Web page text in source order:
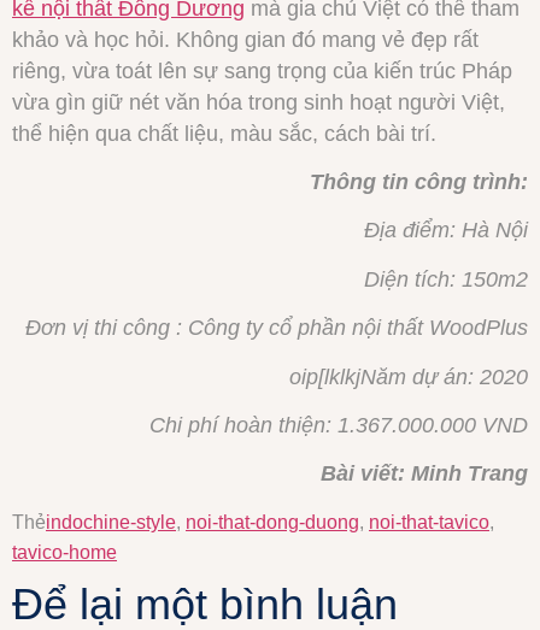
kế nội thất Đông Dương mà gia chủ Việt có thể tham
khảo và học hỏi. Không gian đó mang vẻ đẹp rất
riêng, vừa toát lên sự sang trọng của kiến trúc Pháp
vừa gìn giữ nét văn hóa trong sinh hoạt người Việt,
thể hiện qua chất liệu, màu sắc, cách bài trí.
Thông tin công trình:
Địa điểm: Hà Nội
Diện tích: 150m2
Đơn vị thi công : Công ty cổ phần nội thất WoodPlus
oip[lklkjNăm dự án: 2020
Chi phí hoàn thiện: 1.367.000.000 VND
Bài viết: Minh Trang
Thẻindochine-style, noi-that-dong-duong, noi-that-tavico,
tavico-home
Để lại một bình luận